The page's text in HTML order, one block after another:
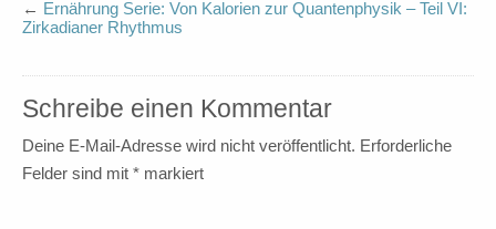
← Ernährung Serie: Von Kalorien zur Quantenphysik – Teil VI:
Zirkadianer Rhythmus
Schreibe einen Kommentar
Deine E-Mail-Adresse wird nicht veröffentlicht. Erforderliche
Felder sind mit * markiert